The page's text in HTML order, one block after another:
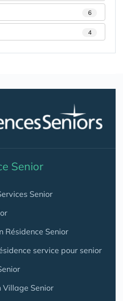
6
4
Senior
Senior
Résidence Senior
service pour senior
Village Senior